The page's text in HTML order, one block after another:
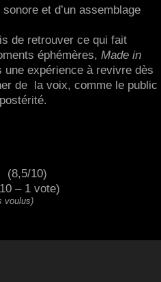
et d’un assemblage
de retrouver ce qui fait
éphémères, Made in
expérience à revivre dès
de la voix, comme le public
(8,5/10)
– 1 vote)
voulus)